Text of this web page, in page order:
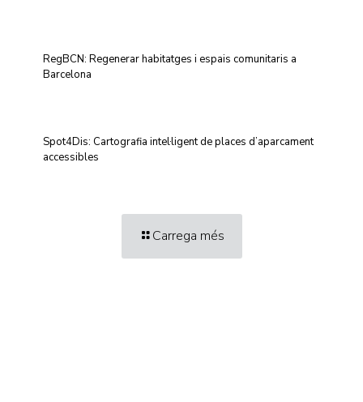
RegBCN: Regenerar habitatges i espais comunitaris a
Barcelona
Spot4Dis: Cartografia intel·ligent de places d’aparcament
accessibles
Carrega més